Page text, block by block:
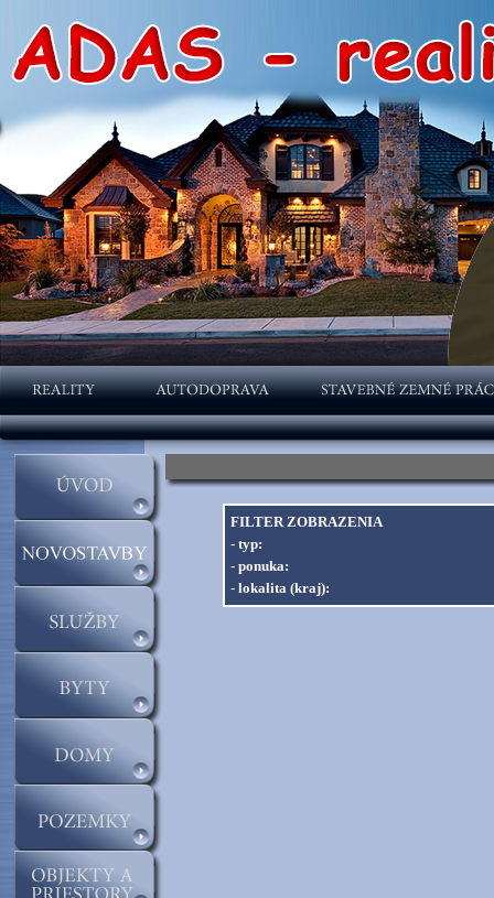
FILTER ZOBRAZENIA
- typ:
- ponuka:
- lokalita (kraj):